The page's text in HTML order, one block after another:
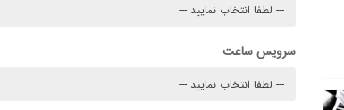
سرویس ساعت